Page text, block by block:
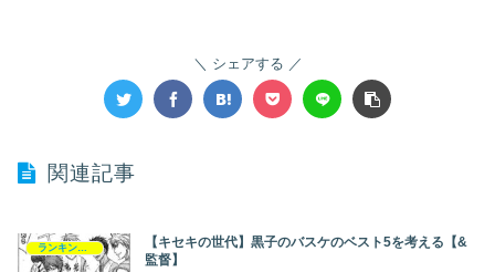
シェアする
関連記事
【キセキの世代】黒子のバスケのベスト5を考える【&
監督】